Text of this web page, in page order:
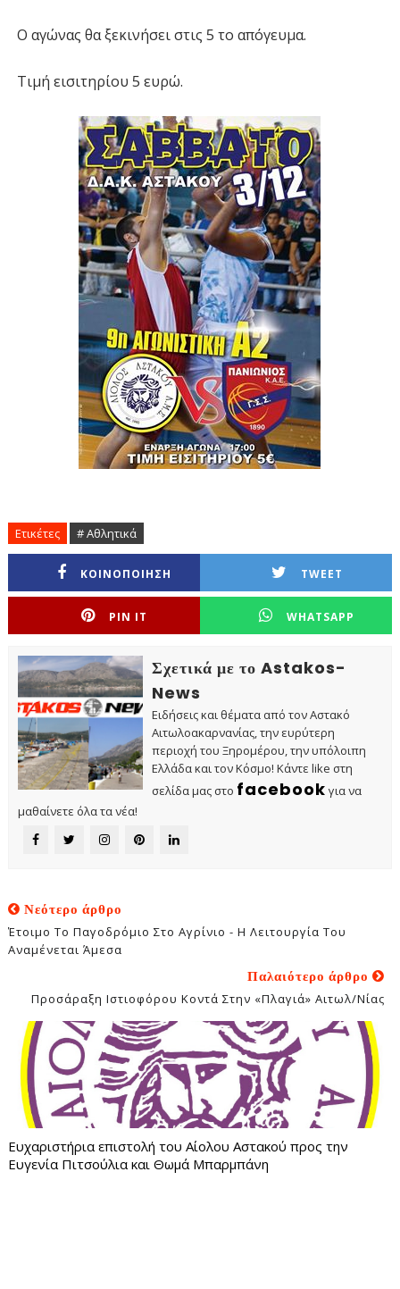
Ο αγώνας θα ξεκινήσει στις 5 το απόγευμα.
Τιμή εισιτηρίου 5 ευρώ.
Ετικέτες # Αθλητικά
ΚΟΙΝΟΠΟΙΗΣΗ TWEET
PIN IT WHATSAPP
Σχετικά με το Astakos-
News
Ειδήσεις και θέματα από τον Αστακό
Αιτωλοακαρνανίας, την ευρύτερη
περιοχή του Ξηρομέρου, την υπόλοιπη
Ελλάδα και τον Κόσμο! Κάντε like στη
σελίδα μας στο facebook για να
μαθαίνετε όλα τα νέα!
Νεότερο άρθρο
Έτοιμο Το Παγοδρόμιο Στο Αγρίνιο - Η Λειτουργία Του
Αναμένεται Άμεσα
Παλαιότερο άρθρο
Προσάραξη Ιστιοφόρου Κοντά Στην «Πλαγιά» Αιτωλ/νίας
Ευχαριστήρια επιστολή του Αίολου Αστακού προς την
Ευγενία Πιτσούλια και Θωμά Μπαρμπάνη